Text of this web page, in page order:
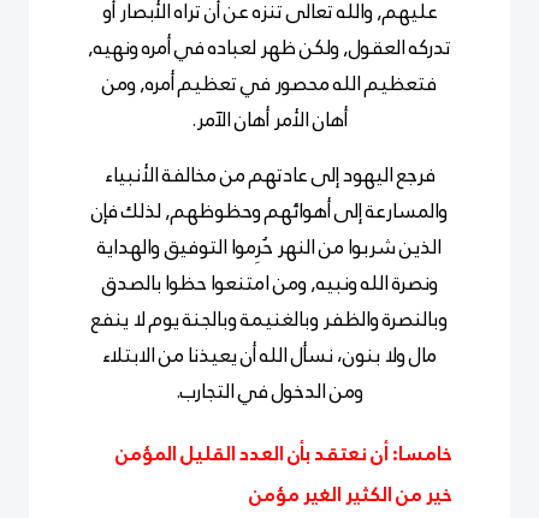
عليهم, والله تعالى تنزه عن أن تراه الأبصار أو
تدركه العقول, ولكن ظهر لعباده في أمره ونهيه,
فتعظيم الله محصور في تعظيم أمره, ومن
أهان الأمر أهان الآمر.
فرجع اليهود إلى عادتهم من مخالفة الأنبياء
والمسارعة إلى أهوائهم وحظوظهم, لذلك فإن
الذين شربوا من النهر حُرِموا التوفيق والهداية
ونصرة الله ونبيه, ومن امتنعوا حظوا بالصدق
وبالنصرة والظفر وبالغنيمة وبالجنة يوم لا ينفع
مال ولا بنون، نسأل الله أن يعيذنا من الابتلاء
ومن الدخول في التجارب.
خامسا: أن نعتقد بأن العدد القليل المؤمن
خير من الكثير الغير مؤمن